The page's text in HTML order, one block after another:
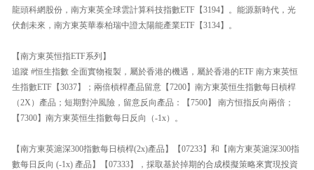
龍頭科網股份，南方東英全球雲計算科技指數ETF【3194】。能源新時代，光
伏創未來，南方東英華泰柏瑞中證太陽能產業ETF【3134】。
【南方東英恒指ETF系列】
追蹤 #恒生指數 全面實物複製，屬於香港的機遇，屬於香港的ETF 南方東英恒
生指數ETF【3037】；兩倍槓桿產品留意【7200】南方東英恒生指數每日槓桿
（2X）產品；短期對沖風險，留意反向產品：【7500】 南方恒指反向兩倍；
【7300】南方東英恒生指數每日反向（-1x）。
【南方東英滬深300指數每日槓桿(2x)產品】【07233】和【南方東英滬深300指
數每日反向 (-1x) 產品】【07333】，採取基於掉期的合成模擬策略來實現投資